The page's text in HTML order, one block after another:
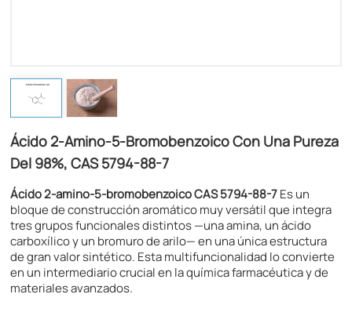
Ácido 2-Amino-5-Bromobenzoico Con Una Pureza
Del 98%, CAS 5794-88-7
Ácido 2-amino-5-bromobenzoico CAS 5794-88-7Es un
bloque de construcción aromático muy versátil que integra
tres grupos funcionales distintos —una amina, un ácido
carboxílico y un bromuro de arilo— en una única estructura
de gran valor sintético. Esta multifuncionalidad lo convierte
en un intermediario crucial en la química farmacéutica y de
materiales avanzados.